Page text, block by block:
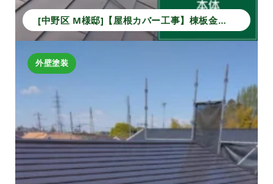
[中野区 M様邸]【屋根カバー工事】棟板金から本体葺きまでの施工事例｜安心の防水・耐久性アップ
外壁塗装